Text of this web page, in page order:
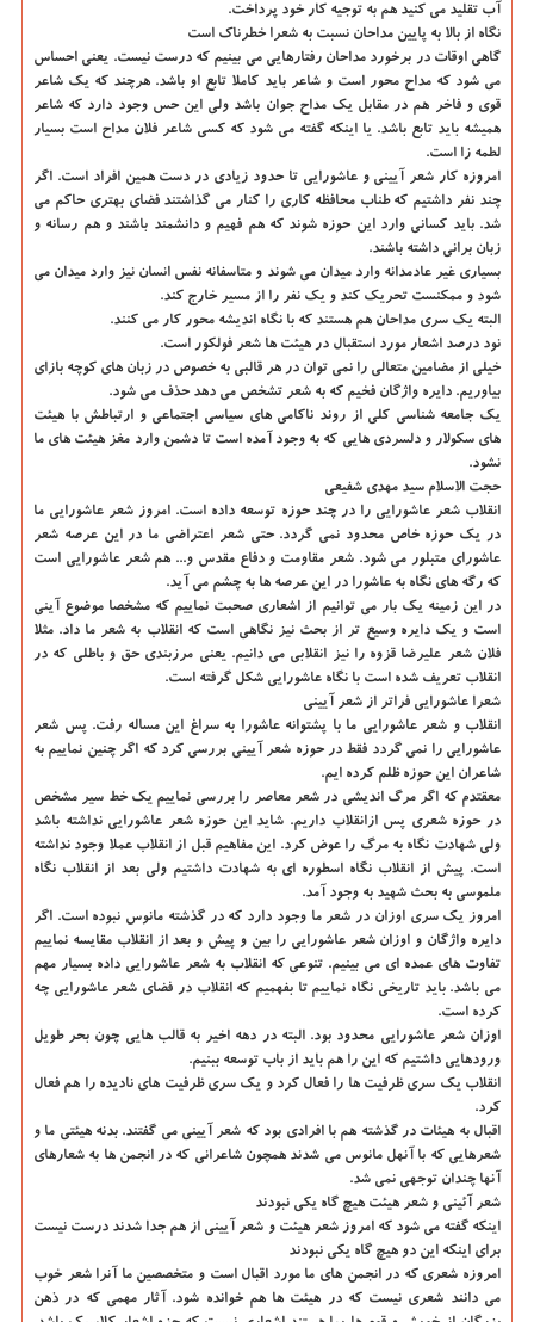
آب تقلید می کنید هم به توجیه کار خود پرداخت.
نگاه از بالا به پایین مداحان نسبت به شعرا خطرناک است
گاهی اوقات در برخورد مداحان رفتارهایی می بینیم که درست نیست. یعنی احساس
می شود که مداح محور است و شاعر باید کاملا تابع او باشد. هرچند که یک شاعر
قوی و فاخر هم در مقابل یک مداح جوان باشد ولی این حس وجود دارد که شاعر
همیشه باید تابع باشد. یا اینکه گفته می شود که کسی شاعر فلان مداح است بسیار
لطمه زا است.
امروزه کار شعر آیینی و عاشورایی تا حدود زیادی در دست همین افراد است. اگر
چند نفر داشتیم که طناب محافظه کاری را کنار می گذاشتند فضای بهتری حاکم می
شد. باید کسانی وارد این حوزه شوند که هم فهیم و دانشمند باشند و هم رسانه و
زبان برانی داشته باشند.
بسیاری غیر عادمدانه وارد میدان می شوند و متاسفانه نفس انسان نیز وارد میدان می
شود و ممکنست تحریک کند و یک نفر را از مسیر خارج کند.
البته یک سری مداحان هم هستند که با نگاه اندیشه محور کار می کنند.
نود درصد اشعار مورد استقبال در هیئت ها شعر فولکور است.
خیلی از مضامین متعالی را نمی توان در هر قالبی به خصوص در زبان های کوچه بازای
بیاوریم. دایره واژگان فخیم که به شعر تشخص می دهد حذف می شود.
یک جامعه شناسی کلی از روند ناکامی های سیاسی اجتماعی و ارتباطش با هیئت
های سکولار و دلسردی هایی که به وجود آمده است تا دشمن وارد مغز هیئت های ما
نشود.
حجت الاسلام سید مهدی شفیعی
انقلاب شعر عاشورایی را در چند حوزه توسعه داده است. امروز شعر عاشورایی ما
در یک حوزه خاص محدود نمی گردد. حتی شعر اعتراضی ما در این عرصه شعر
عاشورای متبلور می شود. شعر مقاومت و دفاع مقدس و... هم شعر عاشورایی است
که رگه های نگاه به عاشورا در این عرصه ها به چشم می آید.
در این زمینه یک بار می توانیم از اشعاری صحبت نماییم که مشخصا موضوع آینی
است و یک دایره وسیع تر از بحث نیز نگاهی است که انقلاب به شعر ما داد. مثلا
فلان شعر علیرضا قزوه را نیز انقلابی می دانیم. یعنی مرزبندی حق و باطلی که در
انقلاب تعریف شده است با نگاه عاشورایی شکل گرفته است.
شعرا عاشورایی فراتر از شعر آیینی
انقلاب و شعر عاشورایی ما با پشتوانه عاشورا به سراغ این مساله رفت. پس شعر
عاشورایی را نمی گردد فقط در حوزه شعر آیینی بررسی کرد که اگر چنین نماییم به
شاعران این حوزه ظلم کرده ایم.
معقتدم که اگر مرگ اندیشی در شعر معاصر را بررسی نماییم یک خط سیر مشخص
در حوزه شعری پس ازانقلاب داریم. شاید این حوزه شعر عاشورایی نداشته باشد
ولی شهادت نگاه به مرگ را عوض کرد. این مفاهیم قبل از انقلاب عملا وجود نداشته
است. پیش از انقلاب نگاه اسطوره ای به شهادت داشتیم ولی بعد از انقلاب نگاه
ملموسی به بحث شهید به وجود آمد.
امروز یک سری اوزان در شعر ما وجود دارد که در گذشته مانوس نبوده است. اگر
دایره واژگان و اوزان شعر عاشورایی را بین و پیش و بعد از انقلاب مقایسه نماییم
تفاوت های عمده ای می بینیم. تنوعی که انقلاب به شعر عاشورایی داده بسیار مهم
می باشد. باید تاریخی نگاه نماییم تا بفهمیم که انقلاب در فضای شعر عاشورایی چه
کرده است.
اوزان شعر عاشورایی محدود بود. البته در دهه اخیر به قالب هایی چون بحر طویل
ورودهایی داشتیم که این را هم باید از باب توسعه ببنیم.
انقلاب یک سری ظرفیت ها را فعال کرد و یک سری ظرفیت های نادیده را هم فعال
کرد.
اقبال به هیئات در گذشته هم با افرادی بود که شعر آیینی می گفتند. بدنه هیئتی ما و
شعرهایی که با آنهل مانوس می شدند همچون شاعرانی که در انجمن ها به شعارهای
آنها چندان توجهی نمی شد.
شعر آئینی و شعر هیئت هیچ گاه یکی نبودند
اینکه گفته می شود که امروز شعر هیئت و شعر آیینی از هم جدا شدند درست نیست
برای اینکه این دو هیچ گاه یکی نبودند
امروزه شعری که در انجمن های ما مورد اقبال است و متخصصین ما آنرا شعر خوب
می دانند شعری نیست که در هیئت ها هم خوانده شود. آثار مهمی که در ذهن